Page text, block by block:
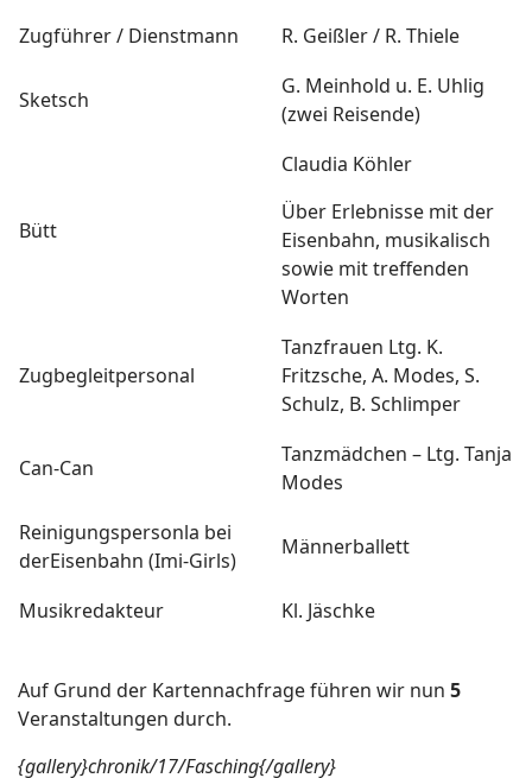
Zugführer / Dienstmann R. Geißler / R. Thiele
Sketsch
G. Meinhold u. E. Uhlig
(zwei Reisende)
Bütt
Claudia Köhler
Über Erlebnisse mit der
Eisenbahn, musikalisch
sowie mit treffenden
Worten
Zugbegleitpersonal
Tanzfrauen Ltg. K.
Fritzsche, A. Modes, S.
Schulz, B. Schlimper
Can-Can
Tanzmädchen – Ltg. Tanja
Modes
Reinigungspersonla bei
derEisenbahn (Imi-Girls)
Männerballett
Musikredakteur Kl. Jäschke
Auf Grund der Kartennachfrage führen wir nun 5
Veranstaltungen durch.
{gallery}chronik/17/Fasching{/gallery}